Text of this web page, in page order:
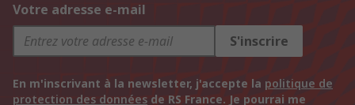
Votre adresse e-mail
S'inscrire
En m'inscrivant à la newsletter, j'accepte la politique de
protection des données de RS France. Je pourrai me